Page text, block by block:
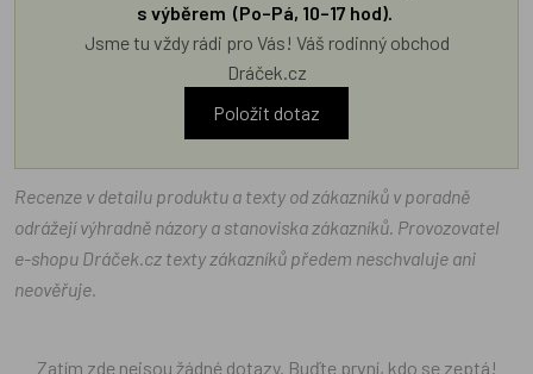
s výběrem (Po–Pá, 10–17 hod).
Jsme tu vždy rádi pro Vás! Váš rodinný obchod
Dráček.cz
Položit dotaz
Recenze v detailu produktu a texty od zákazníků v poradně
odrážejí výhradně názory a stanoviska zákazníků. Provozovatel
e-shopu Dráček.cz texty zákazníků předem neschvaluje ani
neověřuje.
Zatím zde nejsou žádné dotazy. Buďte první, kdo se zeptá!